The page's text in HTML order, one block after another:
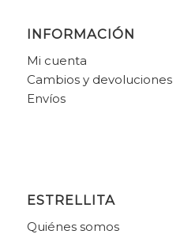
INFORMACIÓN
Mi cuenta
Cambios y devoluciones
Envíos
ESTRELLITA
Quiénes somos